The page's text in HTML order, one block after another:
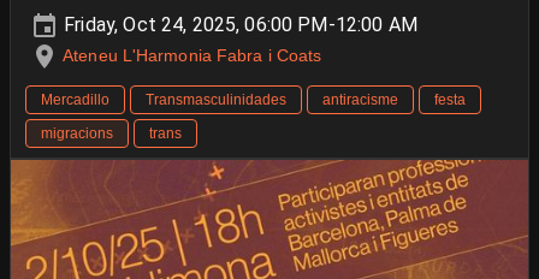
Friday, Oct 24, 2025, 06:00 PM-12:00 AM
Ateneu L'Harmonia Fabra i Coats
Mercadillo Transmasculinidades antiracisme
festa
migracions
trans